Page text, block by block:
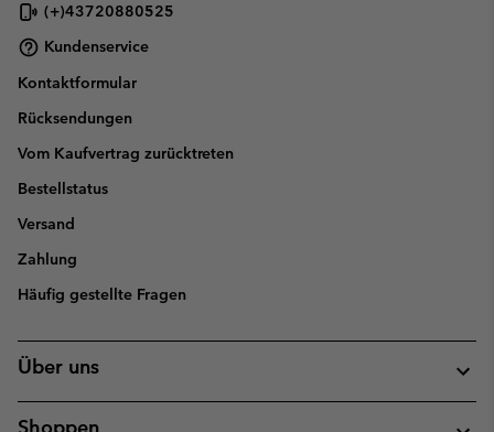
(+)43720880525
Kundenservice
Kontaktformular
Rücksendungen
Vom Kaufvertrag zurücktreten
Bestellstatus
Versand
Zahlung
Häufig gestellte Fragen
Über uns